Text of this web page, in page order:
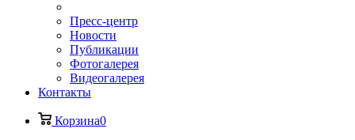
Пресс-центр
Новости
Публикации
Фотогалерея
Видеогалерея
Контакты
Корзина0